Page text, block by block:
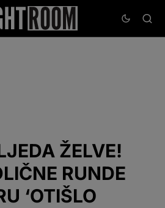
ŽELVE!
RUNDE
‘OTIŠLO